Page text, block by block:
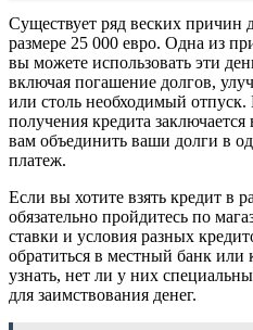
Существует ряд веских причин
размере 25 000 евро. Одна из
вы можете использовать эти
включая погашение долгов,
или столь необходимый
получения кредита
вам объединить ваши долги в
платеж.
Если вы хотите взять кредит в
обязательно пройдитесь по
ставки и условия разных
обратиться в местный банк
узнать, нет ли у них
для заимствования денег.